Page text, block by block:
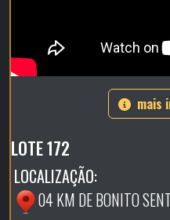
mais
LOTE 172
LOCALIZAÇÃO:
04 KM DE BONITO